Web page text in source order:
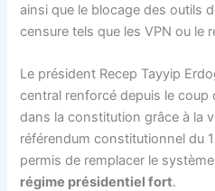
ainsi que le blocage des outils
censure tels que les VPN ou le
Le président Recep Tayyip
central renforcé depuis le coup
dans la constitution grâce à la
référendum constitutionnel du
permis de remplacer le
régime présidentiel fort.